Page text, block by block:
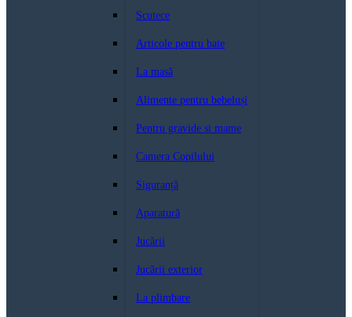
Scutece
Articole pentru baie
La masă
Alimente pentru bebeluși
Pentru gravide si mame
Camera Copilului
Siguranță
Aparatură
Jucării
Jucării exterior
La plimbare